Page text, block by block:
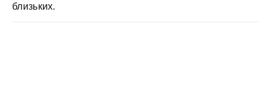
близьких.